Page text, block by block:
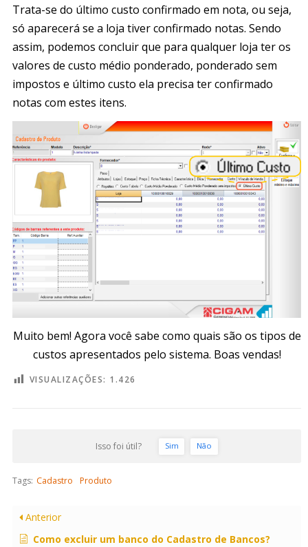
Trata-se do último custo confirmado em nota, ou seja,
só aparecerá se a loja tiver confirmado notas. Sendo
assim, podemos concluir que para qualquer loja ter os
valores de custo médio ponderado, ponderado sem
impostos e último custo ela precisa ter confirmado
notas com estes itens.
Muito bem! Agora você sabe como quais são os tipos de
custos apresentados pelo sistema. Boas vendas!
VISUALIZAÇÕES: 1.426
Isso foi útil? Sim Não
Tags: Cadastro Produto
Anterior
Como excluir um banco do Cadastro de Bancos?